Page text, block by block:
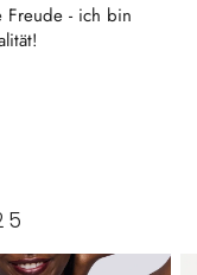
Freude - ich bin